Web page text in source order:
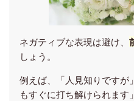
ネガティブな表現は避け、
しょう。
例えば、「人見知りですが
もすぐに打ち解けられます